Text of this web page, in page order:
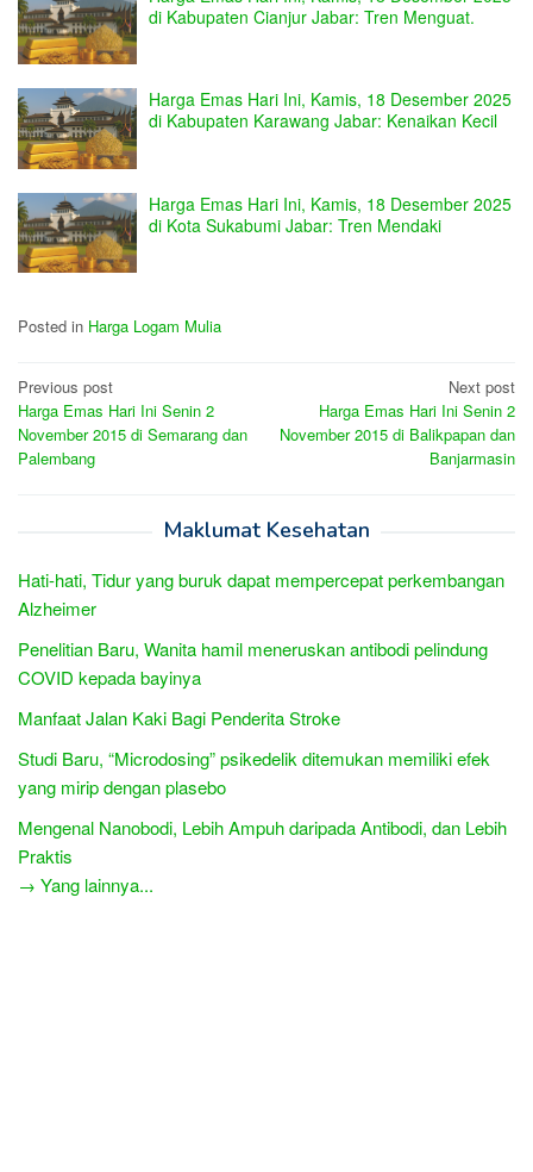
di Kabupaten Cianjur Jabar: Tren Menguat.
Harga Emas Hari Ini, Kamis, 18 Desember 2025
di Kabupaten Karawang Jabar: Kenaikan Kecil
Harga Emas Hari Ini, Kamis, 18 Desember 2025
di Kota Sukabumi Jabar: Tren Mendaki
Posted in Harga Logam Mulia
Post
navigation
Previous post
Harga Emas Hari Ini Senin 2
November 2015 di Semarang dan
Palembang
Next post
Harga Emas Hari Ini Senin 2
November 2015 di Balikpapan dan
Banjarmasin
Maklumat Kesehatan
Hati-hati, Tidur yang buruk dapat mempercepat perkembangan
Alzheimer
Penelitian Baru, Wanita hamil meneruskan antibodi pelindung
COVID kepada bayinya
Manfaat Jalan Kaki Bagi Penderita Stroke
Studi Baru, “Microdosing” psikedelik ditemukan memiliki efek
yang mirip dengan plasebo
Mengenal Nanobodi, Lebih Ampuh daripada Antibodi, dan Lebih
Praktis
→ Yang lainnya...